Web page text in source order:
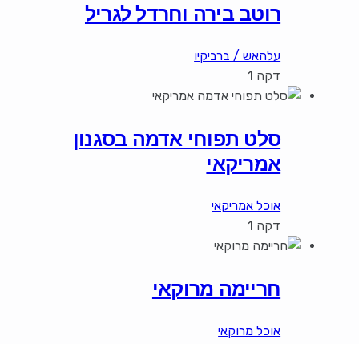
רוטב בירה וחרדל לגריל
עלהאש / ברביקיו
דקה 1
סלט תפוחי אדמה בסגנון
אמריקאי
אוכל אמריקאי
דקה 1
חריימה מרוקאי
אוכל מרוקאי